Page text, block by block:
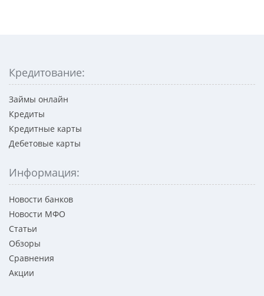
Кредитование:
Займы онлайн
Кредиты
Кредитные карты
Дебетовые карты
Информация:
Новости банков
Новости МФО
Статьи
Обзоры
Сравнения
Акции